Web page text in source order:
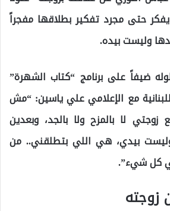
يفكر حتى مجرد تفكير بطلاقها مفجراً
وليست بيده.
ضيفاً على برنامج “كتاب الشهرة”
مع الإعلامي علي ياسين: “مش
لا بالمزح ولا بالجد، وبعدين
بيدي، هي اللي بتطلقني.. من
كل شيء”.
زوجته